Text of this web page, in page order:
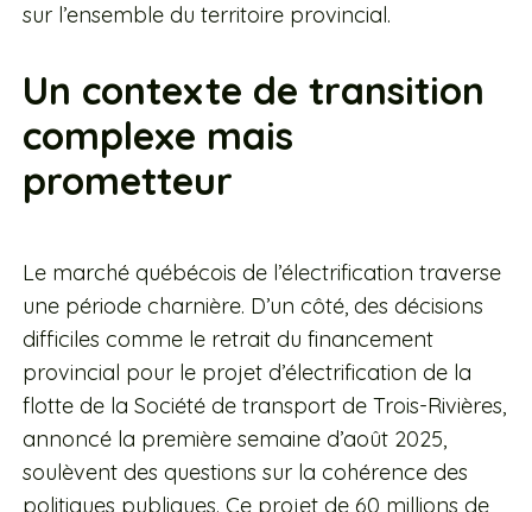
sur l’ensemble du territoire provincial.
Un contexte de transition
complexe mais
prometteur
Le marché québécois de l’électrification traverse
une période charnière. D’un côté, des décisions
difficiles comme le retrait du financement
provincial pour le projet d’électrification de la
flotte de la Société de transport de Trois-Rivières,
annoncé la première semaine d’août 2025,
soulèvent des questions sur la cohérence des
politiques publiques. Ce projet de 60 millions de